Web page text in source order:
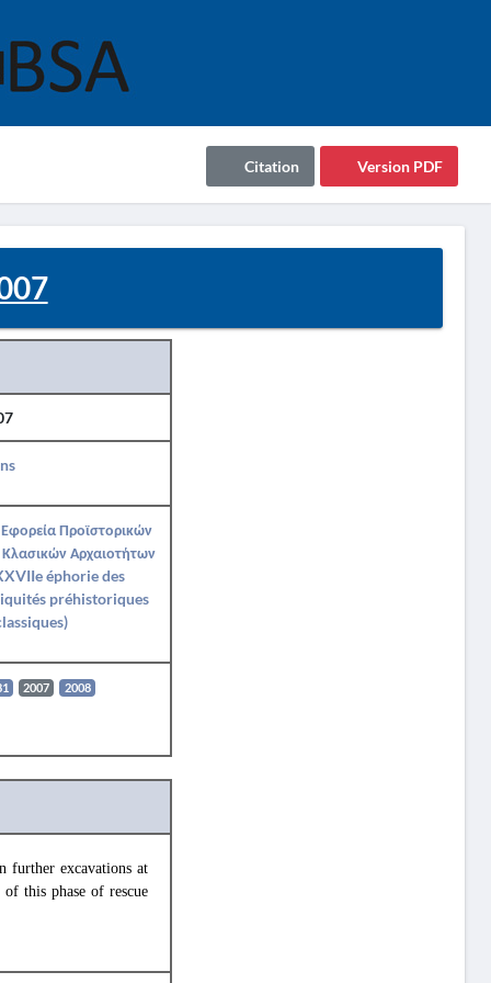
Version PDF
Citation
Προϊστορικών
Κλασικών Αρχαιοτήτων
éphorie des
préhistoriques
2007 2008
further excavations at
this phase of rescue